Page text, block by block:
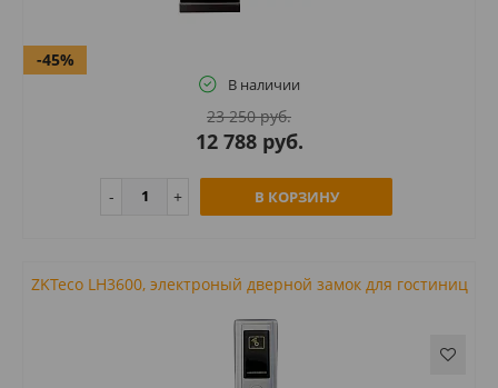
-45%
В наличии
23 250 руб.
12 788 руб.
В КОРЗИНУ
ZKTeco LH3600, электроный дверной замок для гостиниц